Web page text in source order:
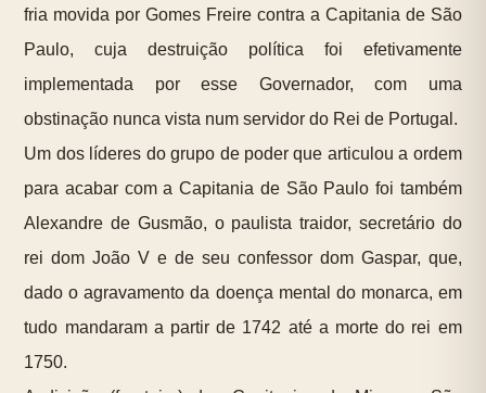
fria movida por Gomes Freire contra a Capitania de São
Paulo, cuja destruição política foi efetivamente
implementada por esse Governador, com uma
obstinação nunca vista num servidor do Rei de Portugal.
Um dos líderes do grupo de poder que articulou a ordem
para acabar com a Capitania de São Paulo foi também
Alexandre de Gusmão, o paulista traidor, secretário do
rei dom João V e de seu confessor dom Gaspar, que,
dado o agravamento da doença mental do monarca, em
tudo mandaram a partir de 1742 até a morte do rei em
1750.